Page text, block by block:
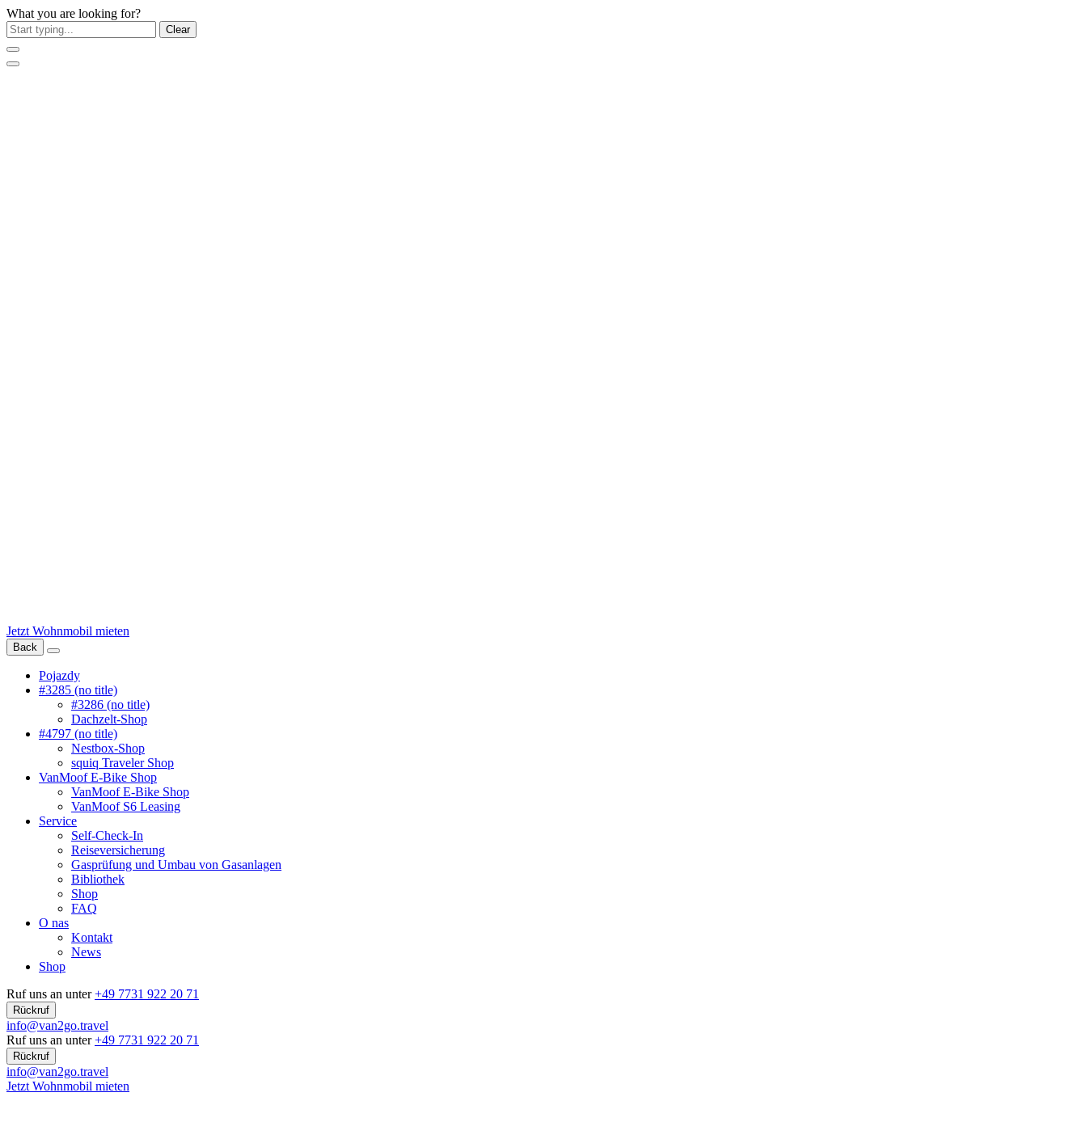
What you are looking for?
Clear
Jetzt Wohnmobil mieten
Back
Pojazdy
#3285 (no title)
#3286 (no title)
Dachzelt-Shop
#4797 (no title)
Nestbox-Shop
squiq Traveler Shop
VanMoof E-Bike Shop
VanMoof E-Bike Shop
VanMoof S6 Leasing
Service
Self-Check-In
Reiseversicherung
Gasprüfung und Umbau von Gasanlagen
Bibliothek
Shop
FAQ
O nas
Kontakt
News
Shop
Ruf uns an unter+49 7731 922 20 71
Rückruf
info@van2go.travel
Ruf uns an unter+49 7731 922 20 71
Rückruf
info@van2go.travel
Jetzt Wohnmobil mieten